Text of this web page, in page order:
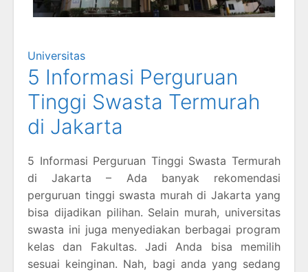
Universitas
5 Informasi Perguruan
Tinggi Swasta Termurah
di Jakarta
5 Informasi Perguruan Tinggi Swasta Termurah
di Jakarta – Ada banyak rekomendasi
perguruan tinggi swasta murah di Jakarta yang
bisa dijadikan pilihan. Selain murah, universitas
swasta ini juga menyediakan berbagai program
kelas dan Fakultas. Jadi Anda bisa memilih
sesuai keinginan. Nah, bagi anda yang sedang